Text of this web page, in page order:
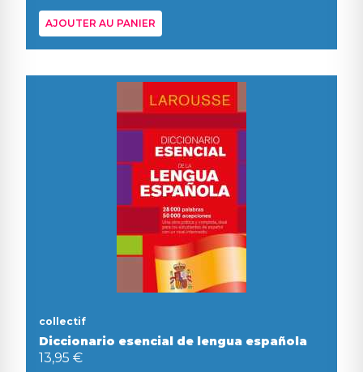
AJOUTER AU PANIER
collectif
Diccionario esencial de lengua española
13,95 €